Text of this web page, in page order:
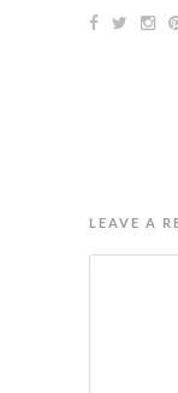
LEAVE A